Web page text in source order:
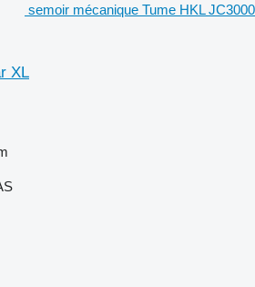
semoir mécanique Tume HKL JC3000
XL